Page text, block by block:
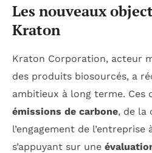
Les nouveaux
Kraton
Kraton Corporation, acteur
des produits biosourcés, a
ambitieux à long terme.
émissions de carbone, de la
l’engagement de
s’appuyant sur une